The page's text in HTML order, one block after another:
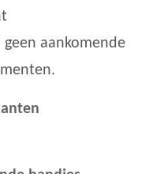
geen aankomende